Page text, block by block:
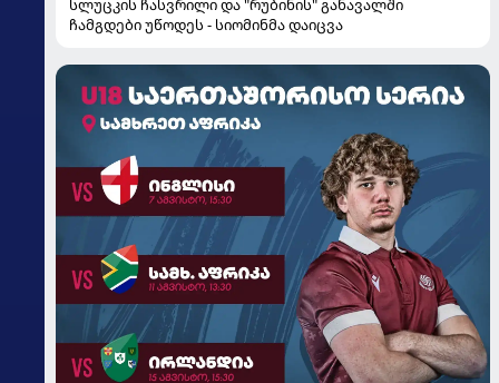
სლუცკის ჩასვრილი და "რუბინის" განავალში
ჩამგდები უწოდეს - სიომინმა დაიცვა